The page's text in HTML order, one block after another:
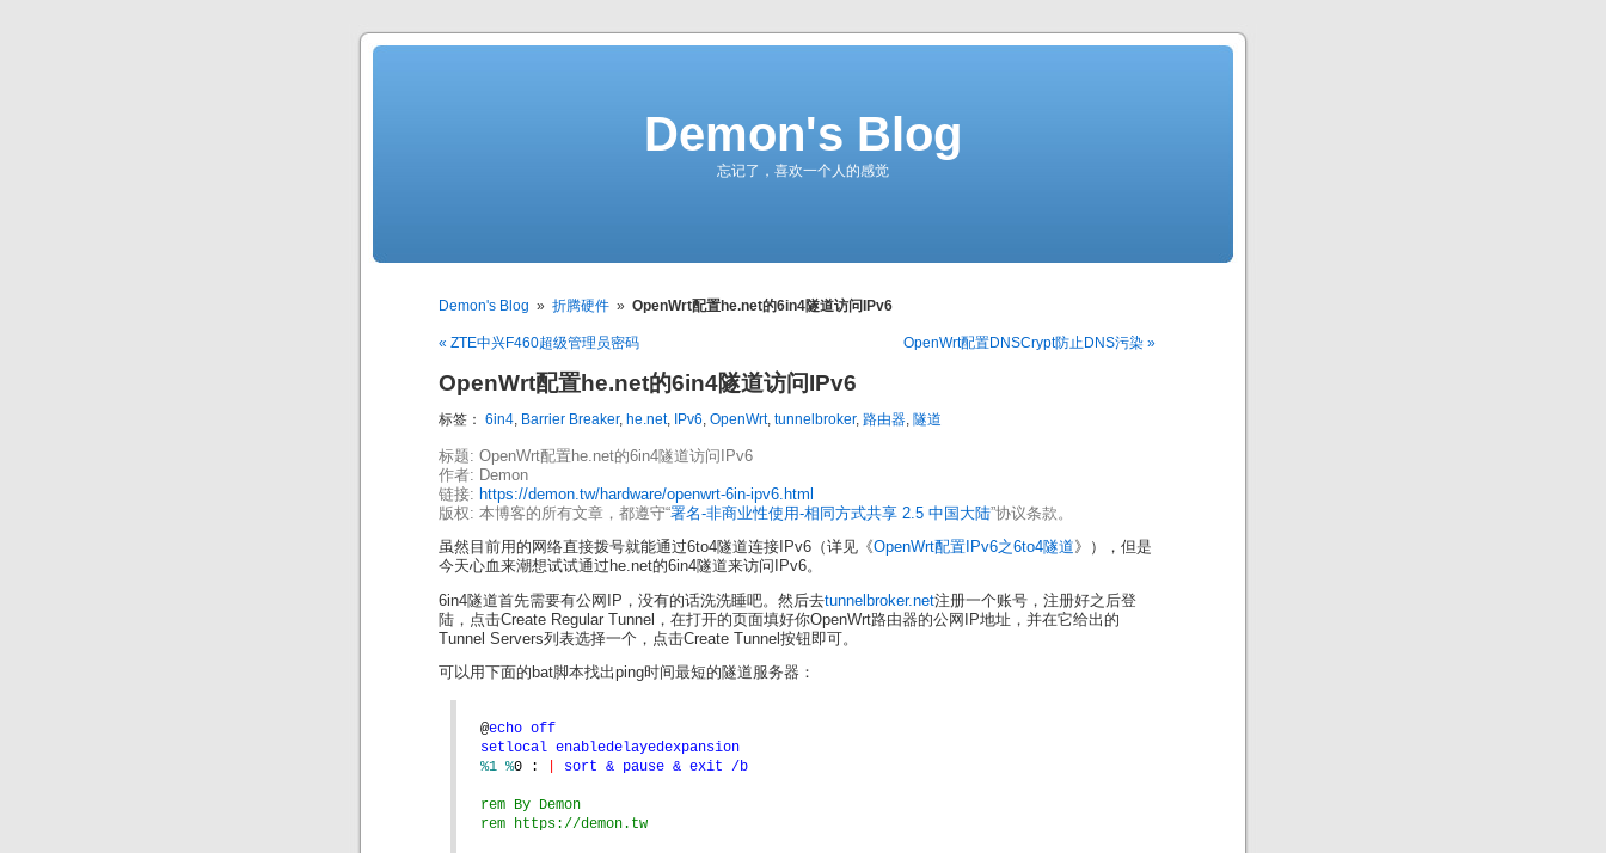
Demon's Blog
忘记了，喜欢一个人的感觉
Demon's Blog » 折腾硬件 » OpenWrt配置he.net的6in4隧道访问IPv6
« ZTE中兴F460超级管理员密码 OpenWrt配置DNSCrypt防止DNS污染 »
OpenWrt配置he.net的6in4隧道访问IPv6
标签： 6in4, Barrier Breaker, he.net, IPv6, OpenWrt, tunnelbroker, 路由器, 隧道
标题: OpenWrt配置he.net的6in4隧道访问IPv6
作者: Demon
链接: https://demon.tw/hardware/openwrt-6in-ipv6.html
版权: 本博客的所有文章，都遵守“署名-非商业性使用-相同方式共享 2.5 中国大陆”协议条款。
虽然目前用的网络直接拨号就能通过6to4隧道连接IPv6（详见《OpenWrt配置IPv6之6to4隧道》），但是
今天心血来潮想试试通过he.net的6in4隧道来访问IPv6。
6in4隧道首先需要有公网IP，没有的话洗洗睡吧。然后去tunnelbroker.net注册一个账号，注册好之后登
陆，点击Create Regular Tunnel，在打开的页面填好你OpenWrt路由器的公网IP地址，并在它给出的
Tunnel Servers列表选择一个，点击Create Tunnel按钮即可。
可以用下面的bat脚本找出ping时间最短的隧道服务器：
@echo off
setlocal enabledelayedexpansion
%1 %0 : sort & pause & exit /b
rem By Demon
rem https://demon.tw